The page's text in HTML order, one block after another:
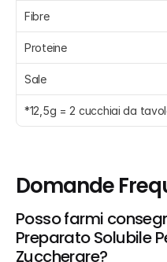
Fibre
Proteine
Sale
*12,5g = 2 cucchiai da
Domande
Posso farmi
Preparato Solubile
Zuccherare?